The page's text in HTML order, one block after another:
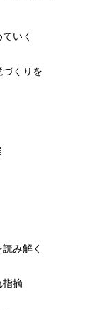
いく
づくりを
み解く
指摘